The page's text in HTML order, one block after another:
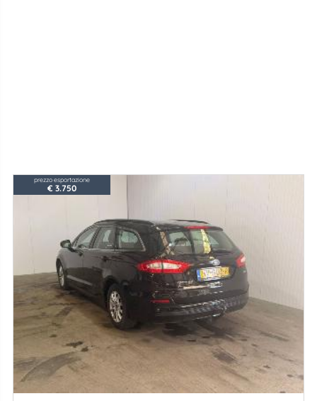
prezzo esportazione
€ 3.750